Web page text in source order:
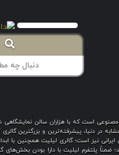
مصنوعی است که با هزاران سالن
در دنیا، پیشرفته‌ترین و بزرگترین
گالری ایرانی نیز است؛ گالری لیلیت همچنین
ضمناً پلتفرم لیلیت با دارا بودن بخش‌های